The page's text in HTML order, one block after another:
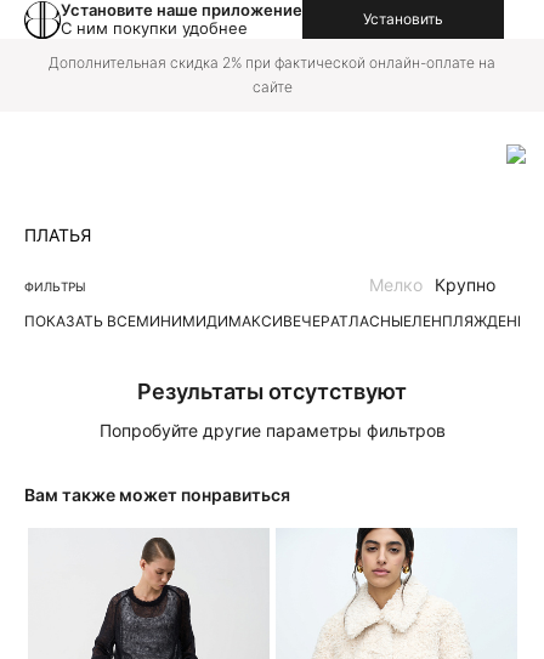
Установите наше приложение
С ним покупки удобнее
Установить
Дополнительная скидка 2% при фактической онлайн-оплате на
сайте
ПЛАТЬЯ
ФИЛЬТРЫ
ПОКАЗАТЬ ВСЕМИНИМИДИМАКСИВЕЧЕРАТЛАСНЫЕЛЕНПЛЯЖДЕНИМ
Мелко Крупно
Результаты отсутствуют
Попробуйте другие параметры фильтров
Вам также может понравиться